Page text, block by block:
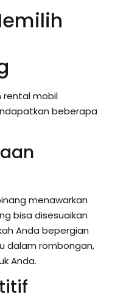
rental mobil
beberapa
menawarkan
bisa disesuaikan
Anda bepergian
dalam rombongan,
Anda.